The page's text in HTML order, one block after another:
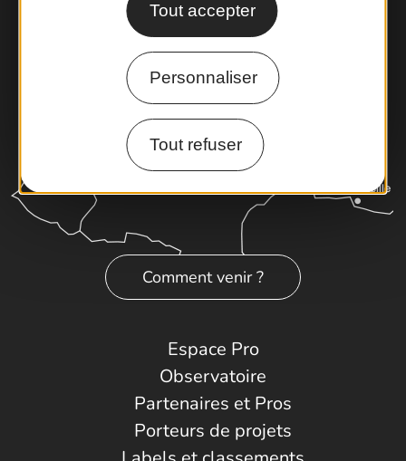
Tout accepter
Personnaliser
Tout refuser
Comment venir ?
Espace Pro
Observatoire
Partenaires et Pros
Porteurs de projets